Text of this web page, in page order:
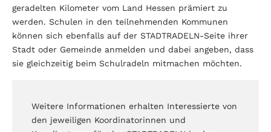
geradelten Kilometer vom Land Hessen prämiert zu
werden. Schulen in den teilneh­menden Kommunen
können sich ebenfalls auf der STADTRADELN-Seite ihrer
Stadt oder Gemeinde anmelden und dabei angeben, dass
sie gleichzeitig beim Schulradeln mitmachen möchten.
Weitere Informationen erhalten Interessierte von
den jeweiligen Koordinatorinnen und